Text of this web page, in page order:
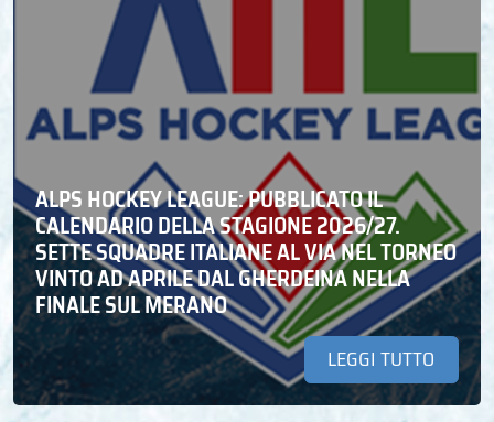
ALPS HOCKEY LEAGUE: PUBBLICATO IL
CALENDARIO DELLA STAGIONE 2026/27.
SETTE SQUADRE ITALIANE AL VIA NEL TORNEO
VINTO AD APRILE DAL GHERDEINA NELLA
FINALE SUL MERANO
LEGGI TUTTO